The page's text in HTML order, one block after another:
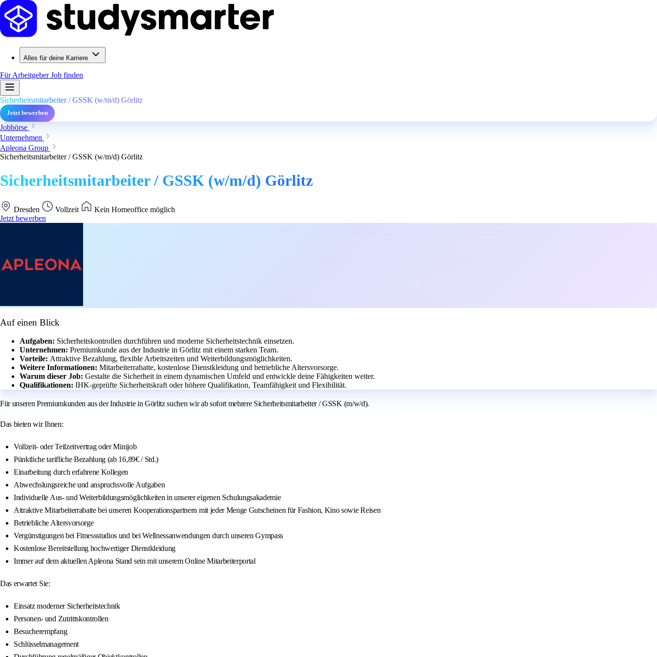
Alles für deine Karriere
Für ArbeitgeberJob finden
Sicherheitsmitarbeiter / GSSK (w/m/d) Görlitz
Jetzt bewerben
Jobbörse
Unternehmen
Apleona Group
Sicherheitsmitarbeiter / GSSK (w/m/d) Görlitz
Sicherheitsmitarbeiter / GSSK (w/m/d) Görlitz
Dresden Vollzeit
Kein Homeoffice möglich
Jetzt bewerben
Auf einen Blick
Aufgaben: Sicherheitskontrollen durchführen und moderne Sicherheitstechnik einsetzen.
Unternehmen: Premiumkunde aus der Industrie in Görlitz mit einem starken Team.
Vorteile: Attraktive Bezahlung, flexible Arbeitszeiten und Weiterbildungsmöglichkeiten.
Weitere Informationen: Mitarbeiterrabatte, kostenlose Dienstkleidung und betriebliche Altersvorsorge.
Warum dieser Job: Gestalte die Sicherheit in einem dynamischen Umfeld und entwickle deine Fähigkeiten weiter.
Qualifikationen: IHK-geprüfte Sicherheitskraft oder höhere Qualifikation, Teamfähigkeit und Flexibilität.
Für unseren Premiumkunden aus der Industrie in Görlitz suchen wir ab sofort mehrere Sicherheitsmitarbeiter / GSSK (m/w/d).
Das bieten wir Ihnen:
Vollzeit- oder Teilzeitvertrag oder Minijob
Pünktliche tarifliche Bezahlung (ab 16,89€ / Std.)
Einarbeitung durch erfahrene Kollegen
Abwechslungsreiche und anspruchsvolle Aufgaben
Individuelle Aus- und Weiterbildungsmöglichkeiten in unserer eigenen Schulungsakademie
Attraktive Mitarbeiterrabatte bei unseren Kooperationspartnern mit jeder Menge Gutscheinen für Fashion, Kino sowie Reisen
Betriebliche Altersvorsorge
Vergünstigungen bei Fitnessstudios und bei Wellnessanwendungen durch unseren Gympass
Kostenlose Bereitstellung hochwertiger Dienstkleidung
Immer auf dem aktuellen Apleona Stand sein mit unserem Online Mitarbeiterportal
Das erwartet Sie:
Einsatz moderner Sicherheitstechnik
Personen- und Zutrittskontrollen
Besucherempfang
Schlüsselmanagement